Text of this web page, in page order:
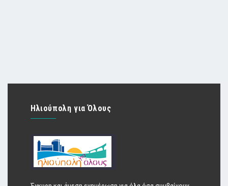
Ηλιούπολη για Όλους